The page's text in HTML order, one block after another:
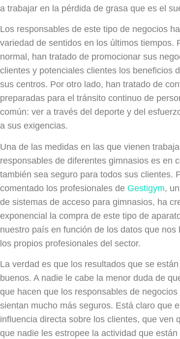
a trabajar en la pérdida de grasa que es el
Los responsables de este tipo de negocios
variedad de sentidos en los últimos tiempos.
normal, han tratado de promocionar sus
clientes y potenciales clientes los beneficios
sus centros. Por otro lado, han tratado de
preparadas para el tránsito continuo de
común: ver a través del deporte y del
a sus exigencias.
Una de las medidas en las que vienen
responsables de diferentes gimnasios es en
también sea seguro para todos sus clientes.
comentado los profesionales de Gestigym,
de sistemas de acceso para gimnasios, ha
exponencial la compra de este tipo de
nuestro país en función de los datos que
los propios profesionales del sector.
La verdad es que los resultados que se
buenos. A nadie le cabe la menor duda de
que hacen que los responsables de
sientan mucho más seguros. Está claro que
influencia directa sobre los clientes, que ven
que nadie les estropee la actividad que